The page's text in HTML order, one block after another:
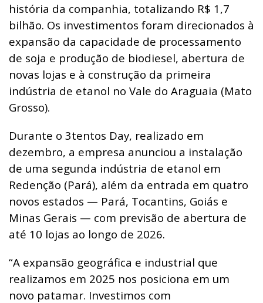
história da companhia, totalizando R$ 1,7
bilhão. Os investimentos foram direcionados à
expansão da capacidade de processamento
de soja e produção de biodiesel, abertura de
novas lojas e à construção da primeira
indústria de etanol no Vale do Araguaia (Mato
Grosso).
Durante o 3tentos Day, realizado em
dezembro, a empresa anunciou a instalação
de uma segunda indústria de etanol em
Redenção (Pará), além da entrada em quatro
novos estados — Pará, Tocantins, Goiás e
Minas Gerais — com previsão de abertura de
até 10 lojas ao longo de 2026.
“A expansão geográfica e industrial que
realizamos em 2025 nos posiciona em um
novo patamar. Investimos com